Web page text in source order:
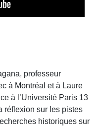
professeur
à Montréal et à Laure
à l’Université Paris 13
réflexion sur les pistes
historiques sur